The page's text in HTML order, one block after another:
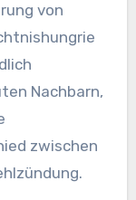
von
Nachbarn,
zwischen